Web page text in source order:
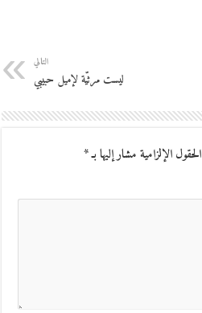
التالي
ليست مرثيّة لإميل حبيبي
الحقول الإلزامية مشار إليها بـ*